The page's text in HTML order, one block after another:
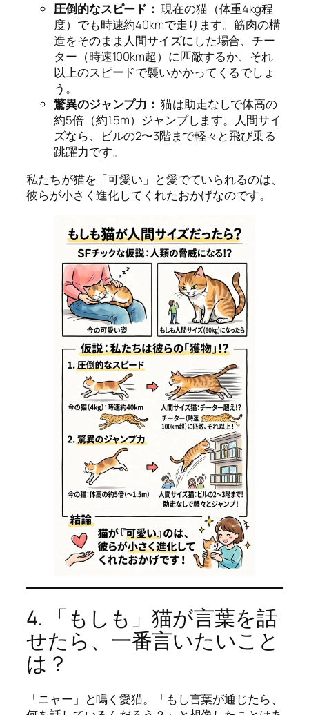
圧倒的なスピード： 現在の猫（体重4kg程
度）でも時速約40kmで走ります。筋肉の構
造をそのまま人間サイズにした場合、チー
ター（時速100km超）に匹敵するか、それ
以上のスピードで襲いかかってくるでしょ
う。
驚異のジャンプ力： 猫は助走なしで体高の
約5倍（約1.5m）ジャンプします。人間サイ
ズなら、ビルの2〜3階まで軽々と飛び乗る
跳躍力です。
私たちが猫を「可愛い」と愛でていられるのは、
彼らが小さく進化してくれたおかげなのです。
4. 「もしも」猫が言葉を話
せたら、一番言いたいこと
は？
「ニャー」と鳴く愛猫。「もし言葉が通じたら、